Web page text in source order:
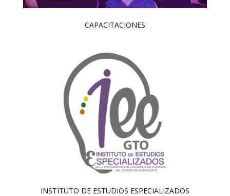
CAPACITACIONES
INSTITUTO DE ESTUDIOS ESPECIALIZADOS